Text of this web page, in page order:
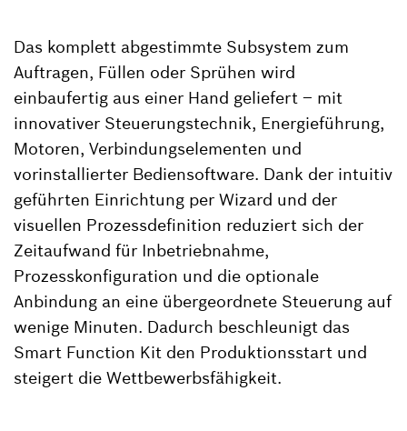
Das komplett abgestimmte Subsystem zum
Auftragen, Füllen oder Sprühen wird
einbaufertig aus einer Hand geliefert – mit
innovativer Steuerungstechnik, Energieführung,
Motoren, Verbindungselementen und
vorinstallierter Bediensoftware. Dank der intuitiv
geführten Einrichtung per Wizard und der
visuellen Prozessdefinition reduziert sich der
Zeitaufwand für Inbetriebnahme,
Prozesskonfiguration und die optionale
Anbindung an eine übergeordnete Steuerung auf
wenige Minuten. Dadurch beschleunigt das
Smart Function Kit den Produktionsstart und
steigert die Wettbewerbsfähigkeit.